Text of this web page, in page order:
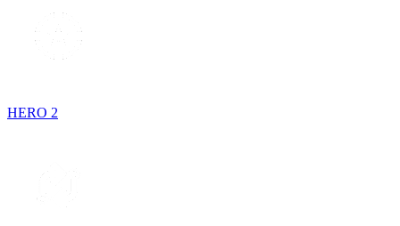
HERO 2